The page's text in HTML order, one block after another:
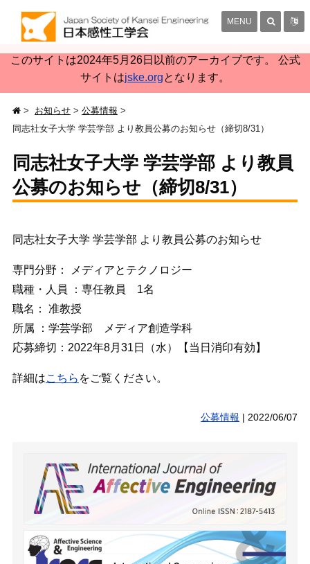
このサイトは2024年5月26日以前のアーカイブです。 公式
サイトはjske.orgとなります。
MENU
お知らせ
公募情報
同志社女子大学 学芸学部 より教員公募のお知らせ（締切8/31）
同志社女子大学 学芸学部 より教員
公募のお知らせ（締切8/31）
同志社女子大学 学芸学部 より教員公募のお知らせ
専門分野： メディアとテクノロジー
職種・人員 ：専任教員 1名
職名： 准教授
所属 ：学芸学部 メディア創造学科
応募締切：2022年8月31日（水）【当日消印有効】
詳細はこちら をご覧ください。
公募情報 |2022/06/07